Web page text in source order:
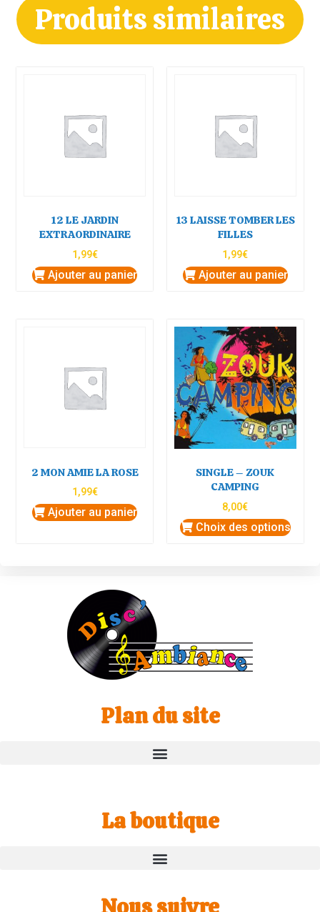
Produits similaires
12 LE JARDIN
EXTRAORDINAIRE
1,99€
Ajouter au panier
13 LAISSE TOMBER LES
FILLES
1,99€
Ajouter au panier
2 MON AMIE LA ROSE
1,99€
Ajouter au panier
SINGLE – ZOUK
CAMPING
8,00€
Choix des options
Plan du site
La boutique